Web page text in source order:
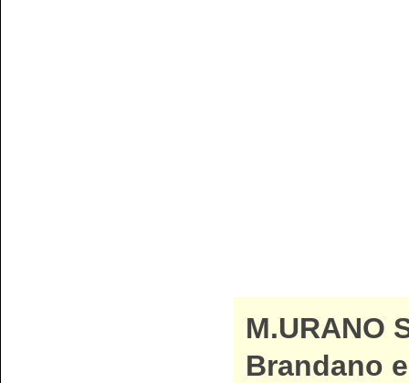
M.URANO
Brandano